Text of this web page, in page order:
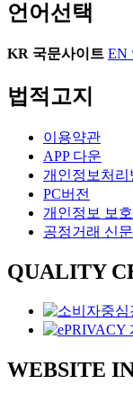
언어선택
KR 국문사이트 EN
법적고지
이용약관
APP 다운
개인정보처리
PC버전
개인정보 보
공정거래 신
QUALITY
WEBSITE